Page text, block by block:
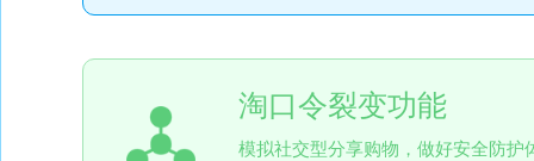
淘口令裂变功能
模拟社交型分享购物，做好安全防护